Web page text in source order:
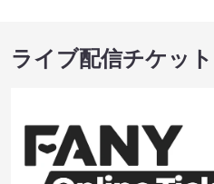
ライブ配信チケット